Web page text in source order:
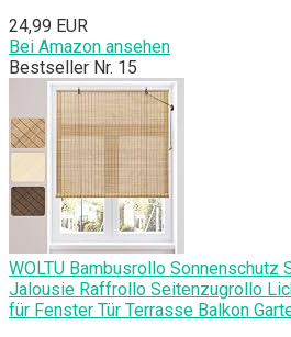
24,99 EUR
Bei Amazon ansehen
Bestseller Nr. 15
WOLTU Bambusrollo Sonnenschutz
Jalousie Raffrollo Seitenzugrollo
für Fenster Tür Terrasse Balkon